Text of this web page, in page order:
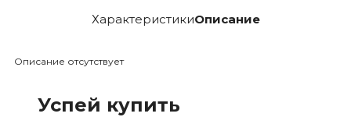
ХарактеристикиОписание
Описание отсутствует
Успей купить